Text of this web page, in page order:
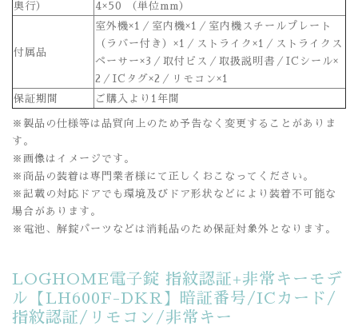
奥行）
4×50 （単位mm）
付属品
室外機×1／室内機×1／室内機スチールプレート
（ラバー付き）×1／ストライク×1／ストライクス
ペーサー×3／取付ビス／取扱説明書／ICシール×
2／ICタグ×2／リモコン×1
保証期間
ご購入より1年間
※製品の仕様等は品質向上のため予告なく変更することがありま
す。
※画像はイメージです。
※商品の装着は専門業者様にて正しくおこなってください。
※記載の対応ドアでも環境及びドア形状などにより装着不可能な
場合があります。
※電池、解錠パーツなどは消耗品のため保証対象外となります。
LOGHOME電子錠 指紋認証+非常キーモデ
ル【LH600F-DKR】暗証番号/ICカード/
指紋認証/リモコン/非常キー